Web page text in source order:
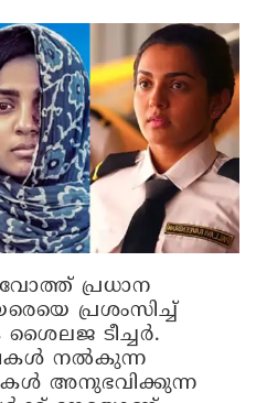
പ്രധാന
പ്രശംസിച്ച്
ശൈലജ ടീച്ചര്‍.
നല്‍കുന്ന
അനുഭവിക്കുന്ന